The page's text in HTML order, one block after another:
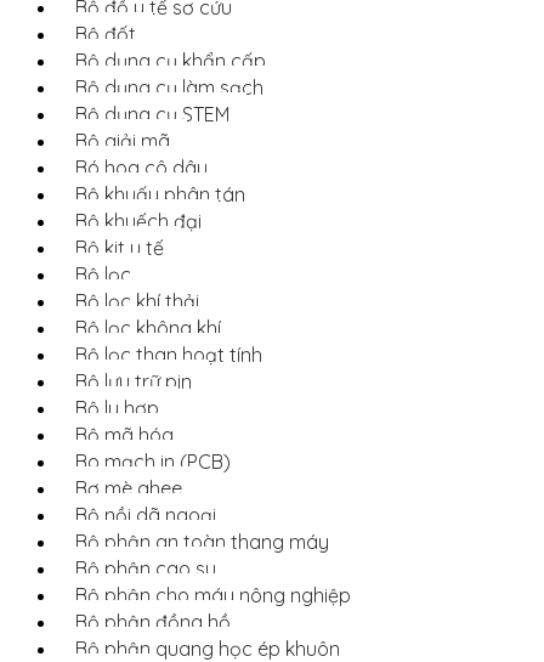
Bộ đồ y tế sơ cứu
Bộ đốt
Bộ dụng cụ khẩn cấp
Bộ dụng cụ làm sạch
Bộ dụng cụ STEM
Bộ giải mã
Bó hoa cô dâu
Bộ khuấy phân tán
Bộ khuếch đại
Bộ kit y tế
Bộ lọc
Bộ lọc khí thải
Bộ lọc không khí
Bộ lọc than hoạt tính
Bộ lưu trữ pin
Bộ ly hợp
Bộ mã hóa
Bo mạch in (PCB)
Bơ mè ghee
Bộ nồi dã ngoại
Bộ phận an toàn thang máy
Bộ phận cao su
Bộ phận cho máy nông nghiệp
Bộ phận đồng hồ
Bộ phận quang học ép khuôn